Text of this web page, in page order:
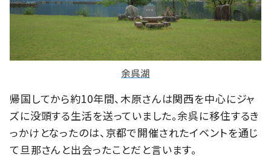
余呉湖
帰国してから約10年間、木原さんは関西を中心にジャ
ズに没頭する生活を送っていました。余呉に移住するき
っかけとなったのは、京都で開催されたイベントを通じ
て旦那さんと出会ったことだと言います。